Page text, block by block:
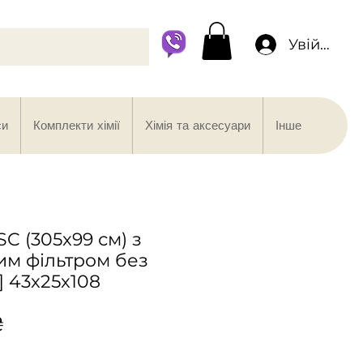
Увійти
(305x99 см) з
фільтром без
43x25x108
Комплекти хімії Хімія та аксесуари Інше